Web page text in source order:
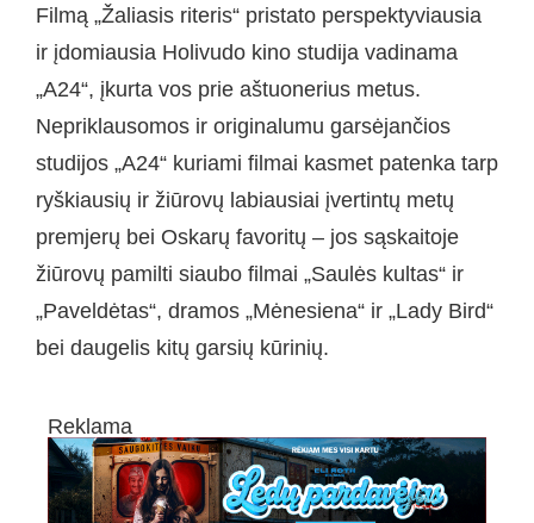
Filmą „Žaliasis riteris“ pristato perspektyviausia
ir įdomiausia Holivudo kino studija vadinama
„A24“, įkurta vos prie aštuonerius metus.
Nepriklausomos ir originalumu garsėjančios
studijos „A24“ kuriami filmai kasmet patenka tarp
ryškiausių ir žiūrovų labiausiai įvertintų metų
premjerų bei Oskarų favoritų – jos sąskaitoje
žiūrovų pamilti siaubo filmai „Saulės kultas“ ir
„Paveldėtas“, dramos „Mėnesiena“ ir „Lady Bird“
bei daugelis kitų garsių kūrinių.
Reklama